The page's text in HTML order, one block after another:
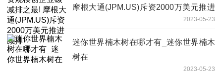
摩根大通(JPM.US)斥资2000万美元推进
2023-05-23
迷你世界楠木树在哪才有_迷你世界楠木
树在
2023-05-23